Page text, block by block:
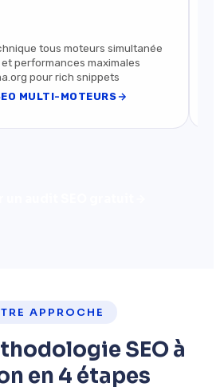
tous moteurs simultanée
et performances maximales
pour rich snippets
MULTI-MOTEURS
APPROCHE
SEO à
en 4 étapes